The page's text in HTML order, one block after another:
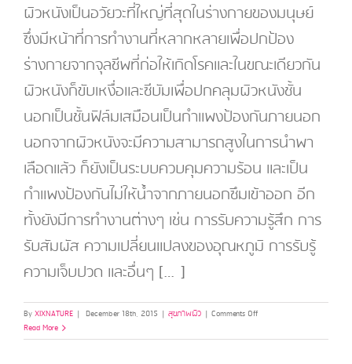
ผิวหนังเป็นอวัยวะที่ใหญ่ที่สุดในร่างกายของมนุษย์
ซึ่งมีหน้าที่การทำงานที่หลากหลายเพื่อปกป้อง
ร่างกายจากจุลชีพที่ก่อให้เกิดโรคและในขณะเดียวกัน
ผิวหนังก็ขับเหงื่อและซีบัมเพื่อปกคลุมผิวหนังชั้น
นอกเป็นชั้นฟิล์มเสมือนเป็นกำแพงป้องกันภายนอก
นอกจากผิวหนังจะมีความสามารถสูงในการนำพา
เลือดแล้ว ก็ยังเป็นระบบควบคุมความร้อน และเป็น
กำแพงป้องกันไม่ให้น้ำจากภายนอกซึมเข้าออก อีก
ทั้งยังมีการทำงานต่างๆ เช่น การรับความรู้สึก การ
รับสัมผัส ความเปลี่ยนแปลงของอุณหภูมิ การรับรู้
ความเจ็บปวด และอื่นๆ […]
ByXIXNATURE | December 18th, 2015 | สุขภาพผิว | Comments Offon
เรื่อง
Read More